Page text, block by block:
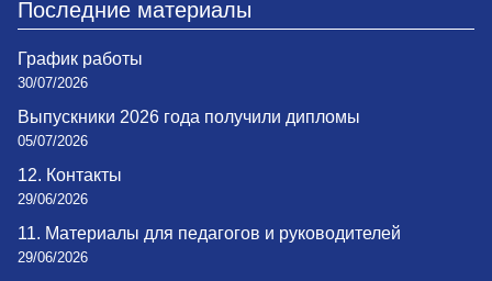
Последние материалы
График работы
30/07/2026
Выпускники 2026 года получили дипломы
05/07/2026
12. Контакты
29/06/2026
11. Материалы для педагогов и руководителей
29/06/2026